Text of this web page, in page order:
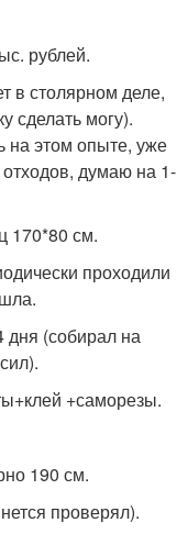
рублей.
в столярном деле,
сделать могу).
на этом опыте, уже
думаю на 1-
170*80 см.
проходили
(собирал на
+саморезы.
190 см.
проверял).